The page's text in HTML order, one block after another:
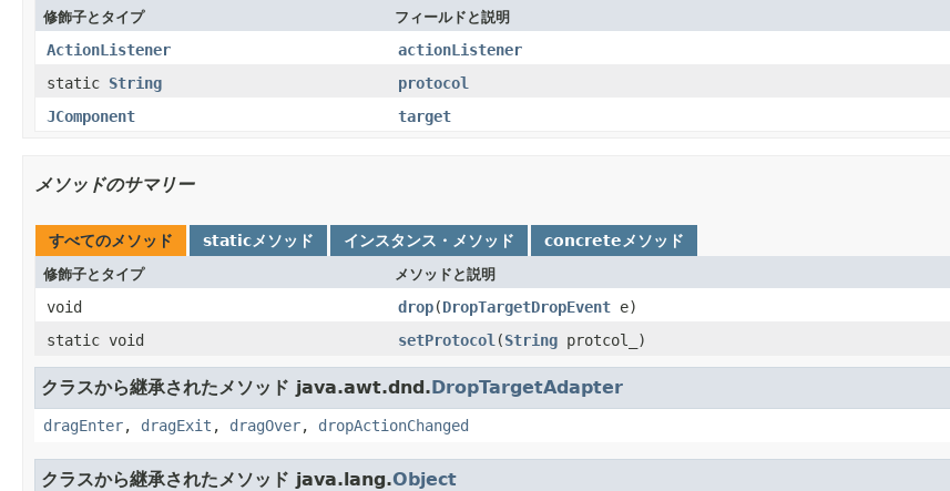
修飾子とタイプ フィールドと説明
ActionListener
actionListener
static String
protocol
JComponent
target
メソッドのサマリー
すべてのメソッド staticメソッド インスタンス・メソッド concreteメソッド
修飾子とタイプ メソッドと説明
void drop(DropTargetDropEvent e)
static void
setProtocol (String protcol_)
クラスから継承されたメソッド java.awt.dnd.DropTargetAdapter
dragEnter, dragExit , dragOver, dropActionChanged
クラスから継承されたメソッド java.lang.Object